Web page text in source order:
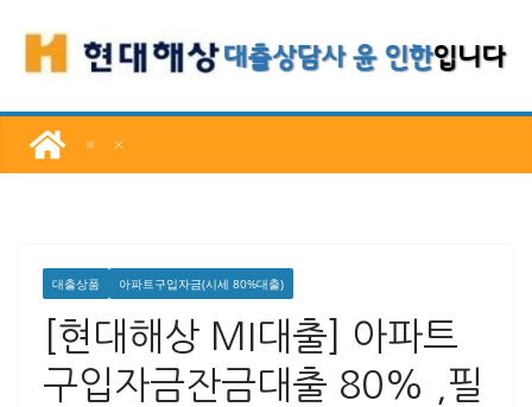
로
너
대출상품 아파트구입자금(시세 80%대출)
[현대해상 MI대출] 아파트
구입자금잔금대출 80% ,필